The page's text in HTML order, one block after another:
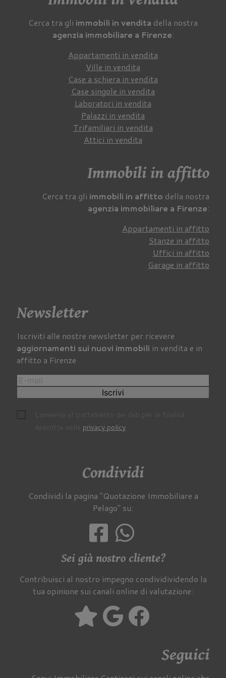
Cerca tra gli immobili in vendita della nostra
agenzia immobiliare a Firenze:
Appartamenti in vendita
Ville in vendita
Case a schiera in vendita
Case singole in vendita
Laboratori in vendita
Palazzi in vendita
Trifamiliari in vendita
Attici in vendita
Immobili in affitto
Cerca tra gli immobili in affitto della nostra
agenzia immobiliare a Firenze:
Appartamenti in affitto
Stanze in affitto
Uffici in affitto
Garage in affitto
Newsletter
Iscriviti alle nostre newsletter per ricevere
aggiornamenti sui nuovi immobili in vendita e in
affitto a Firenze
Iscrivi
privacy policy.
Condividi
Condividi la pagina "Quotazione Immobiliare a
Pelago" su:
Sei già nostro cliente?
Contribuisci al nostro impegno condividividendo la
tua opinione sui canali online di valutazione:
Seguici